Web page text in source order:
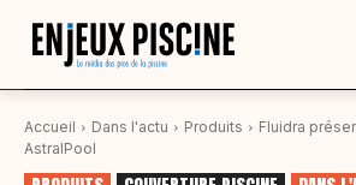
Accueil Dans l'actu Produits
Fluidra
AstralPool